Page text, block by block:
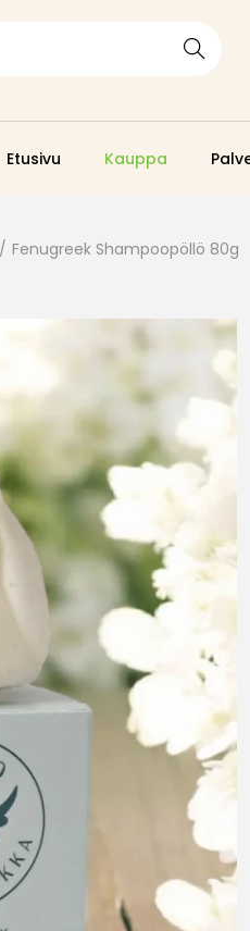
Search
Etusivu Kauppa
/ Fenugreek Shampoopöllö 80g